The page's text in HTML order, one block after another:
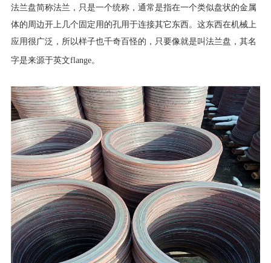
法兰盘简称法兰，只是一个统称，通常是指在一个类似盘状的金属
体的周边开上几个固定用的孔用于连接其它东西。这东西在机械上
应用很广泛，所以样子也千奇百怪的，只要像就是叫法兰盘，其名
字是来源于英文flange。